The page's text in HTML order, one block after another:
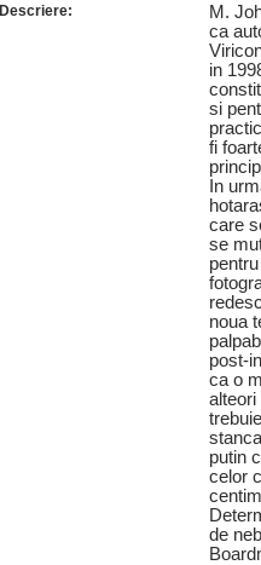
Descriere:
M.
ca
in
si
fi
In
care
se
noua
post-
ca o
putin
celor
de